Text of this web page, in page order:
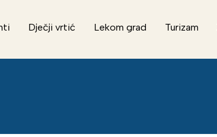
Dječji vrtić Lekom grad Turizam